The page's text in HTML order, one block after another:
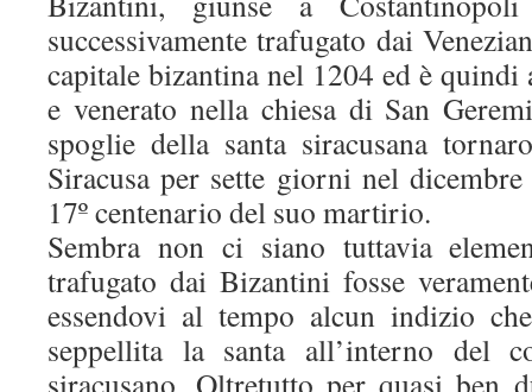
successivamente trafugato dai
capitale bizantina nel 1204 ed è quindi
e venerato nella chiesa di San
spoglie della santa siracusana
Siracusa per sette giorni nel
17º centenario del suo martirio.
Sembra non ci siano tuttavia
trafugato dai Bizantini fosse
essendovi al tempo alcun indizio
seppellita la santa all’interno del
siracusano. Oltretutto per quasi ben